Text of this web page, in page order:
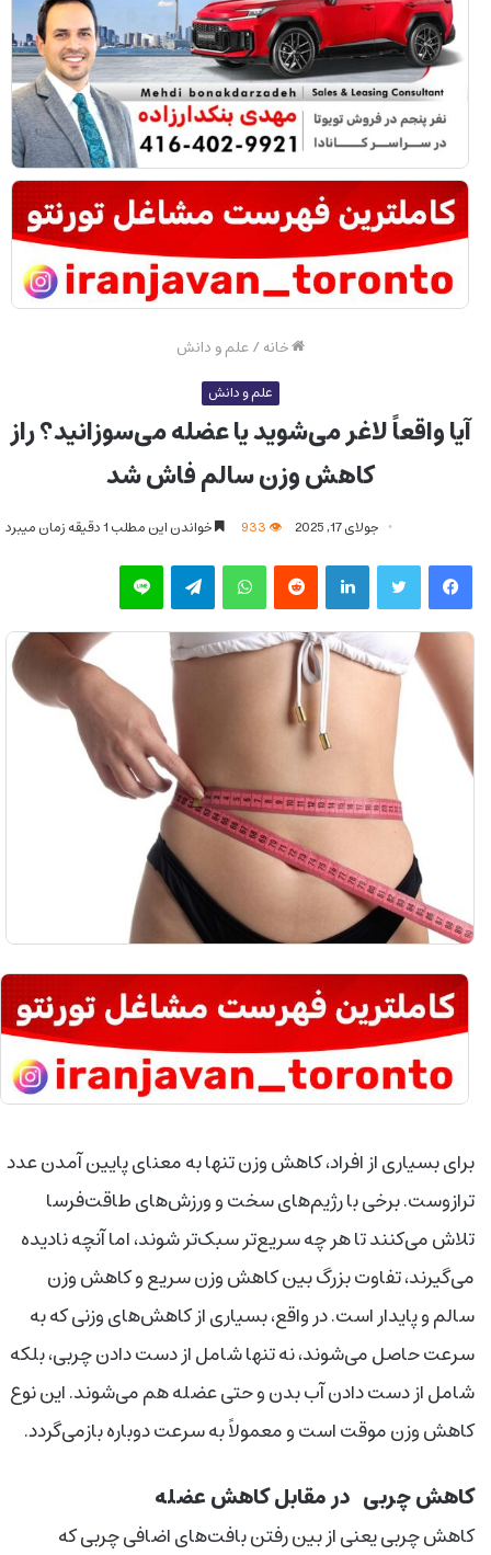
خانه/علم و دانش
علم و دانش
آیا واقعاً لاغر می‌شوید یا عضله می‌سوزانید؟ راز
کاهش وزن سالم فاش شد
جولای 17, 2025 خواندن این مطلب 1 دقیقه زمان میبرد
فیس بوک توییتر لینکدین‫رددیت واتس آپ تلگرام لاین
برای بسیاری از افراد، کاهش وزن تنها به معنای پایین آمدن عدد
ترازوست. برخی با رژیم‌های سخت و ورزش‌های طاقت‌فرسا
تلاش می‌کنند تا هر چه سریع‌تر سبک‌تر شوند، اما آنچه نادیده
می‌گیرند، تفاوت بزرگ بین کاهش وزن سریع و کاهش وزن
سالم و پایدار است. در واقع، بسیاری از کاهش‌های وزنی که به
سرعت حاصل می‌شوند، نه تنها شامل از دست دادن چربی، بلکه
شامل از دست دادن آب بدن و حتی عضله هم می‌شوند. این نوع
کاهش وزن موقت است و معمولاً به سرعت دوباره بازمی‌گردد.
کاهش چربی در مقابل کاهش عضله
کاهش چربی یعنی از بین رفتن بافت‌های اضافی چربی که